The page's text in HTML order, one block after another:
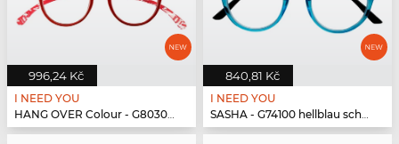
996,24 Kč
I NEED YOU
HANG OVER Colour - G80300 rot
840,81 Kč
I NEED YOU
SASHA - G74100 hellblau schwarz